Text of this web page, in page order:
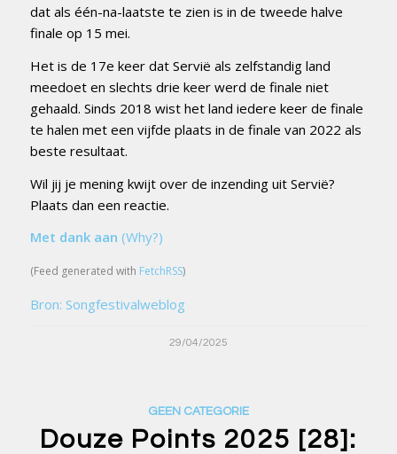
dat als één-na-laatste te zien is in de tweede halve
finale op 15 mei.
Het is de 17e keer dat Servië als zelfstandig land
meedoet en slechts drie keer werd de finale niet
gehaald. Sinds 2018 wist het land iedere keer de finale
te halen met een vijfde plaats in de finale van 2022 als
beste resultaat.
Wil jij je mening kwijt over de inzending uit Servië?
Plaats dan een reactie.
Met dank aan (Why?)
(Feed generated with FetchRSS)
Bron: Songfestivalweblog
29/04/2025
GEEN CATEGORIE
Douze Points 2025 [28]: